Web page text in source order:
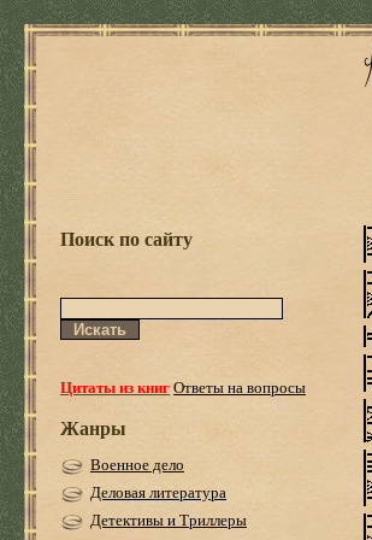
Поиск по сайту
Цитаты из книгОтветы на вопросы
Жанры
Военное дело
Деловая литература
Детективы и Триллеры